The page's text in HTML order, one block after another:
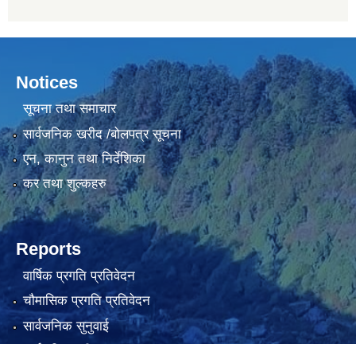
Notices
सूचना तथा समाचार
सार्वजनिक खरीद /बोलपत्र सूचना
एन, कानुन तथा निर्देशिका
कर तथा शुल्कहरु
Reports
वार्षिक प्रगति प्रतिवेदन
चौमासिक प्रगति प्रतिवेदन
सार्वजनिक सुनुवाई